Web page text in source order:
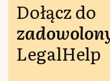
Dołącz do
LegalHelp